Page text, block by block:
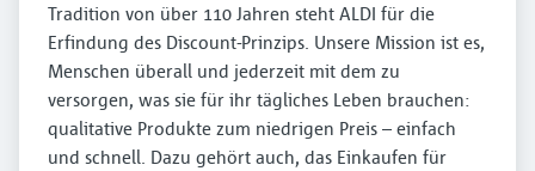
Tradition von über 110 Jahren steht ALDI für die
Erfindung des Discount-Prinzips. Unsere Mission ist es,
Menschen überall und jederzeit mit dem zu
versorgen, was sie für ihr tägliches Leben brauchen:
qualitative Produkte zum niedrigen Preis – einfach
und schnell. Dazu gehört auch, das Einkaufen für